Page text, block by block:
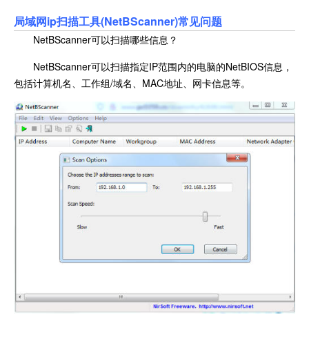
局域网ip扫描工具(NetBScanner)常见问题
NetBScanner可以扫描哪些信息？
NetBScanner可以扫描指定IP范围内的电脑的NetBIOS信息，
包括计算机名、工作组/域名、MAC地址、网卡信息等。